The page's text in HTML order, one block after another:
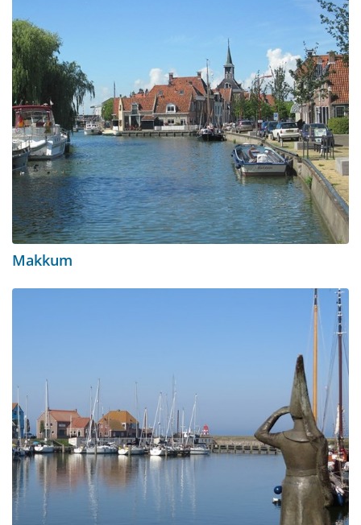
Makkum